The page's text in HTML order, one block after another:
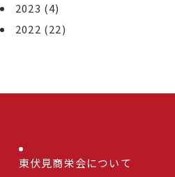
2023 (4)
2022 (22)
東伏見商栄会について